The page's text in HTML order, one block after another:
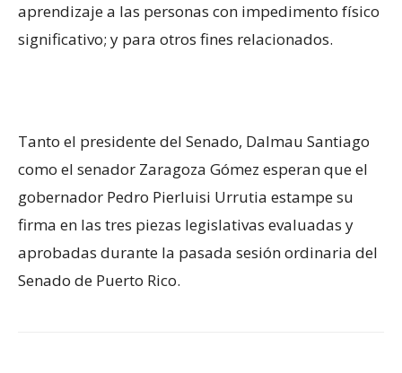
aprendizaje a las personas con impedimento físico
significativo; y para otros fines relacionados.
Tanto el presidente del Senado, Dalmau Santiago
como el senador Zaragoza Gómez esperan que el
gobernador Pedro Pierluisi Urrutia estampe su
firma en las tres piezas legislativas evaluadas y
aprobadas durante la pasada sesión ordinaria del
Senado de Puerto Rico.